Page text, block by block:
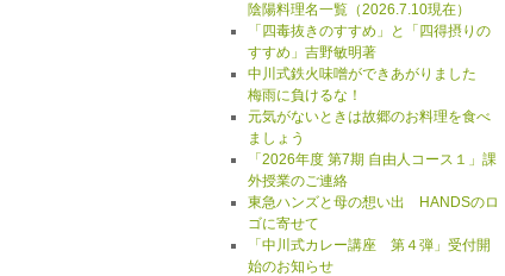
陰陽料理名一覧（2026.7.10現在）
「四毒抜きのすすめ」と「四得摂りの
すすめ」吉野敏明著
中川式鉄火味噌ができあがりました
梅雨に負けるな！
元気がないときは故郷のお料理を食べ
ましょう
「2026年度 第7期 自由人コース１」課
外授業のご連絡
東急ハンズと母の想い出 HANDSのロ
ゴに寄せて
「中川式カレー講座 第４弾」受付開
始のお知らせ